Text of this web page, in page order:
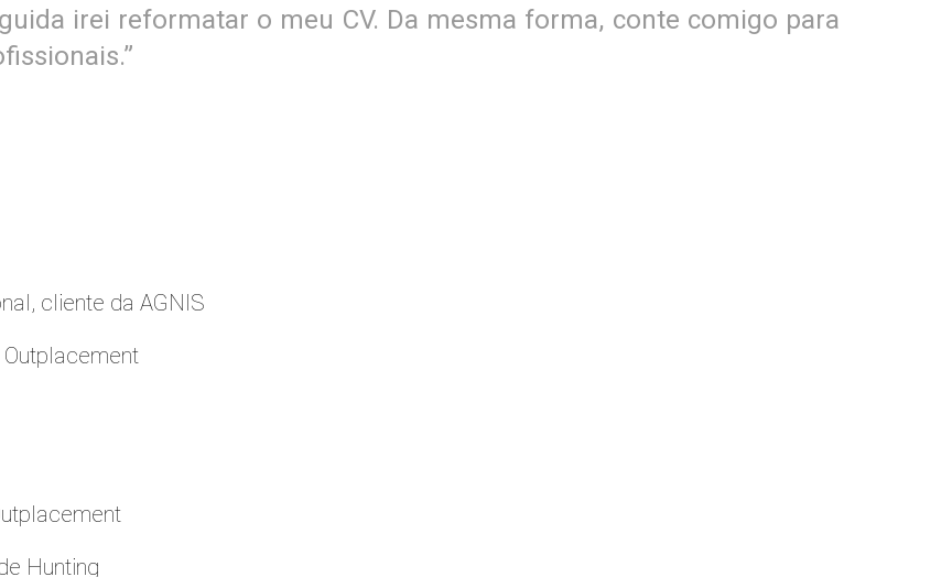
irei reformatar o meu CV. Da mesma forma, conte comigo para
cliente da AGNIS
Hunting